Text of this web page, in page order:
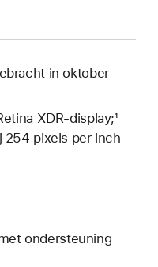
in oktober
XDR-display;¹
254 pixels per inch
ondersteuning